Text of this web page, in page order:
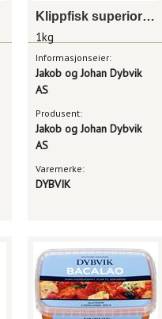
Klippfisk superior skinn og benfri 1 kg dybvik
1kg
Informasjonseier:
Jakob og Johan Dybvik
AS
Produsent:
Jakob og Johan Dybvik
AS
Varemerke:
DYBVIK